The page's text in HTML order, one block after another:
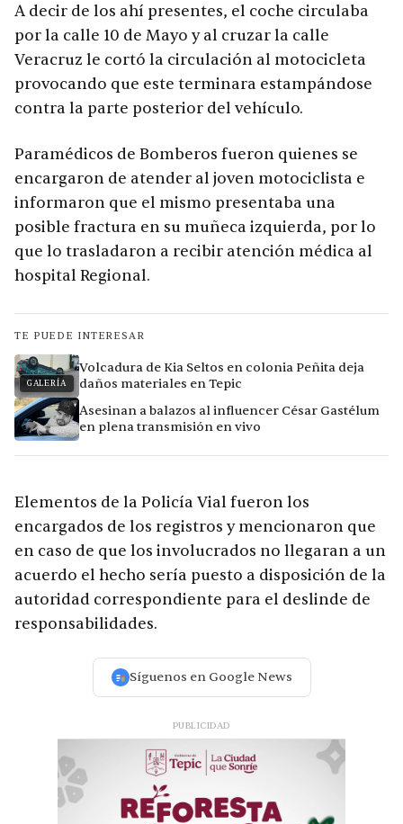
A decir de los ahí presentes, el coche circulaba
por la calle 10 de Mayo y al cruzar la calle
Veracruz le cortó la circulación al motocicleta
provocando que este terminara estampándose
contra la parte posterior del vehículo.
Paramédicos de Bomberos fueron quienes se
encargaron de atender al joven motociclista e
informaron que el mismo presentaba una
posible fractura en su muñeca izquierda, por lo
que lo trasladaron a recibir atención médica al
hospital Regional.
TE PUEDE INTERESAR
GALERÍA
Volcadura de Kia Seltos en colonia Peñita deja
daños materiales en Tepic
Asesinan a balazos al influencer César Gastélum
en plena transmisión en vivo
Elementos de la Policía Vial fueron los
encargados de los registros y mencionaron que
en caso de que los involucrados no llegaran a un
acuerdo el hecho sería puesto a disposición de la
autoridad correspondiente para el deslinde de
responsabilidades.
Síguenos en Google News
PUBLICIDAD